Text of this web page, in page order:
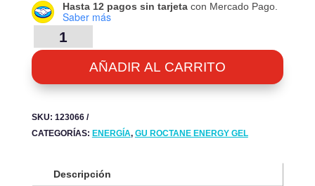
Hasta 12 pagos sin tarjetacon Mercado Pago.
Saber más
ROCTANE
ENERGY
GEL
-
VANILLA
ORANGE
-
CANTIDAD
AÑADIR AL CARRITO
SKU: 123066
CATEGORÍAS: ENERGÍA, GU ROCTANE ENERGY GEL
Descripción